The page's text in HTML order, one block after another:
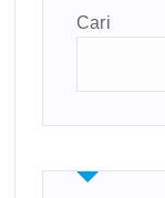
Cari